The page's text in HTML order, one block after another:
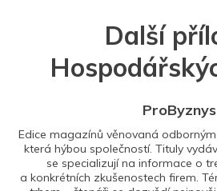
Další
ProByznys
Edice magazínů věnovaná
která hýbou společností. Tituly
se specializují na informace o
a konkrétních zkušenostech firem.